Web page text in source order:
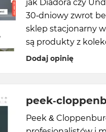
jak Diadora czy
30-dniowy zwrot
sklep stacjonarny
są produkty z
Dodaj opinię
peek-
Peek &